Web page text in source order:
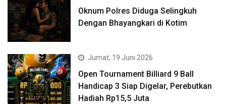
Oknum Polres Diduga Selingkuh
Dengan Bhayangkari di Kotim
Jumat, 19 Juni 2026
Open Tournament Billiard 9 Ball
Handicap 3 Siap Digelar, Perebutkan
Hadiah Rp15,5 Juta